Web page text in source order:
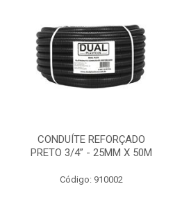
CONDUÍTE REFORÇADO
PRETO 3/4” - 25MM X 50M
Código: 910002